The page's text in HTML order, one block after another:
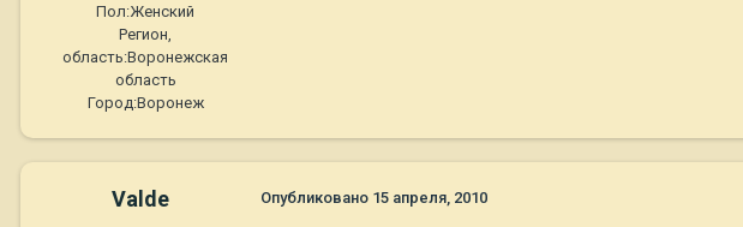
Пол:Женский
Регион,
область:Воронежская
область
Город:Воронеж
Valde Опубликовано 15 апреля, 2010